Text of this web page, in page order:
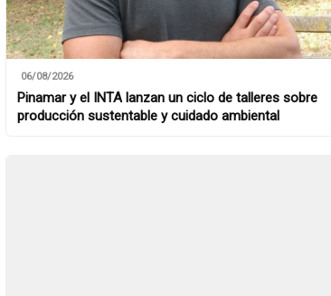
06/08/2026
Pinamar y el INTA lanzan un ciclo de talleres sobre
producción sustentable y cuidado ambiental